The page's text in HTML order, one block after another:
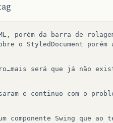
o StyledDocument
será que já não
e continuo com o
componente Swing que